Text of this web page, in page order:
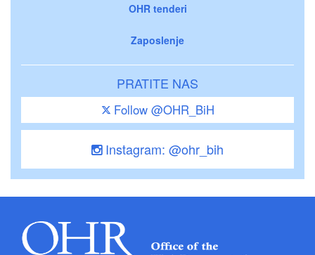
OHR tenderi
Zaposlenje
PRATITE NAS
Follow @OHR_BiH
Instagram: @ohr_bih